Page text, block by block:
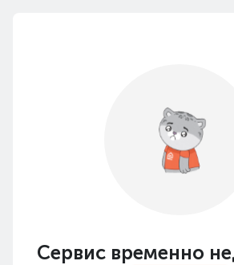
Сервис временно